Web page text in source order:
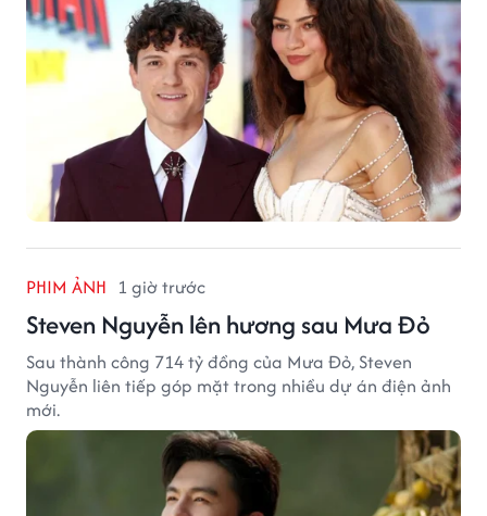
PHIM ẢNH 1 giờ trước
Steven Nguyễn lên hương sau Mưa Đỏ
Sau thành công 714 tỷ đồng của Mưa Đỏ, Steven
Nguyễn liên tiếp góp mặt trong nhiều dự án điện ảnh
mới.